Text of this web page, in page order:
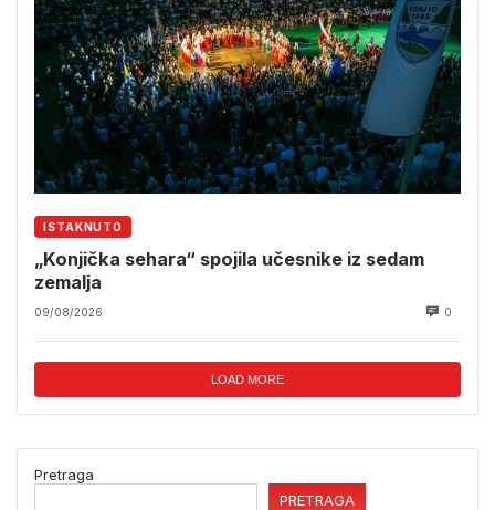
ISTAKNUTO
„Konjička sehara“ spojila učesnike iz sedam
zemalja
09/08/2026 0
LOAD MORE
Pretraga
PRETRAGA